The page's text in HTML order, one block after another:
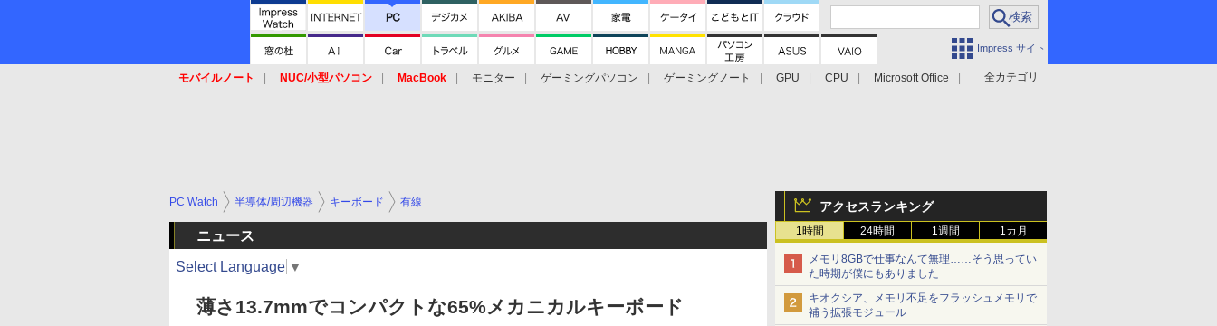
Impress サイト
全カテゴリ
モバイルノート NUC/小型パソコン MacBook モニター ゲーミングパソコン ゲーミングノート GPU CPU
Microsoft Office
アクセスランキング
1時間 24時間 1週間 1カ月
メモリ8GBで仕事なんて無理……そう思ってい
た時期が僕にもありました
キオクシア、メモリ不足をフラッシュメモリで
補う拡張モジュール
PC Watch 半導体/周辺機器 キーボード 有線
ニュース
Select Language ▼
薄さ13.7mmでコンパクトな65%メカニカルキーボード